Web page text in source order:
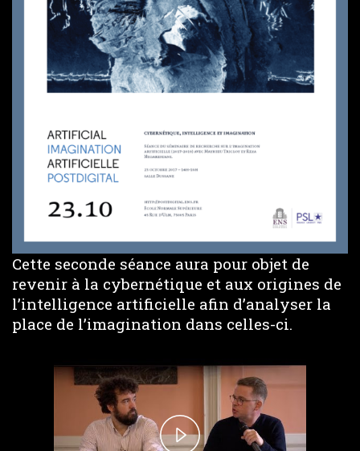
Cette seconde séance aura pour objet de
revenir à la cybernétique et aux origines de
l’intelligence artificielle afin d’analyser la
place de l’imagination dans celles-ci.